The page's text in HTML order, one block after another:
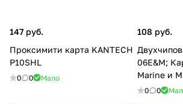
147 руб.
Проксимити карта KANTECH
P10SHL
0 0 Мало
108 руб.
06E&M;
Marine и
0 0